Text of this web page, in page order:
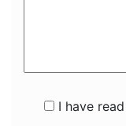
I have